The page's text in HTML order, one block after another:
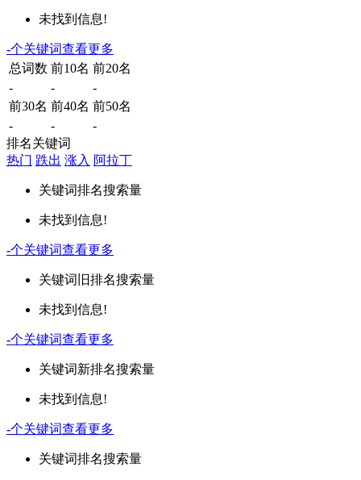
未找到信息!
-个关键词查看更多
总词数 前10名 前20名
-
-
-
前30名 前40名 前50名
-
-
-
排名关键词
热门 跌出 涨入 阿拉丁
关键词排名搜索量
未找到信息!
-个关键词查看更多
关键词 旧排名搜索量
未找到信息!
-个关键词查看更多
关键词新排名搜索量
未找到信息!
-个关键词查看更多
关键词排名搜索量